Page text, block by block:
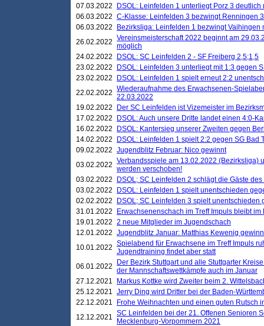
07.03.2022
DSOL: Leinfelden 1 unterliegt Porz 3 deutlich
06.03.2022 C-Klasse: Leinfelden 3 bezwingt Renningen
06.03.2022
Bezirksliga: Leinfelden 1 bezwingt Vaihingen
26.02.2022 Vereinsmeisterschaft 2022 beginnt am
möglich
24.02.2022
DSOL: SC Leinfelden 2 - SF Freiberg 2,5;1,5
23.02.2022
DSOL: Leinfelden 3 unterliegt mit 1:3 gegen
23.02.2022
DSOL: Leinfelden 1 spielt erneut 2:2
22.02.2022 Wiederaufnahme des Erwachsenen-
22.03.2022
19.02.2022
Der SC Leinfelden ist Vizemeister im
17.02.2022
DSOL: Auch unsere Dritte landet einen 4:0-
16.02.2022
DSOL: Kantersieg unserer Zweiten gegen
14.02.2022
DSOL: Leinfelden 1 spielt 2:2 gegen SG Bad
09.02.2022 Jugendblitz Februar: Nico gewinnt
03.02.2022 Verbandsspiele am 13.02.2022 (Bezirksliga)
werden verschoben!
03.02.2022
DSOL; SC Leinfelden 2 schlägt die Gäste
03.02.2022
DSOL: Leinfelden 1 spielt unentschieden
02.02.2022
DSOL; SC Leinfelden 3 spielt unentschieden
31.01.2022
Erwachsenenschach im Treff Impuls bleibt
19.01.2022 2 neue Mitglieder im Jugendschach
12.01.2022 Jugendblitz Januar: Matthias Kewenig
10.01.2022 Spielabend für Erwachsene im Treff Impuls
Jugendtraining findet aber statt
06.01.2022
Der Bezirk Stuttgart und alle Stuttgarter
der Mannschaftswettkämpfe auch im Januar
27.12.2021
Markus Kottke wird Zweiter beim 2.
25.12.2021 Jerry Ding wird Dritter bei der Baden-
22.12.2021
Frohe Weihnachten und einen guten Rutsch
12.12.2021 SC Leinfelden bei der 21. Offenen Senioren
Mecklenburg-Vorpommern 2021